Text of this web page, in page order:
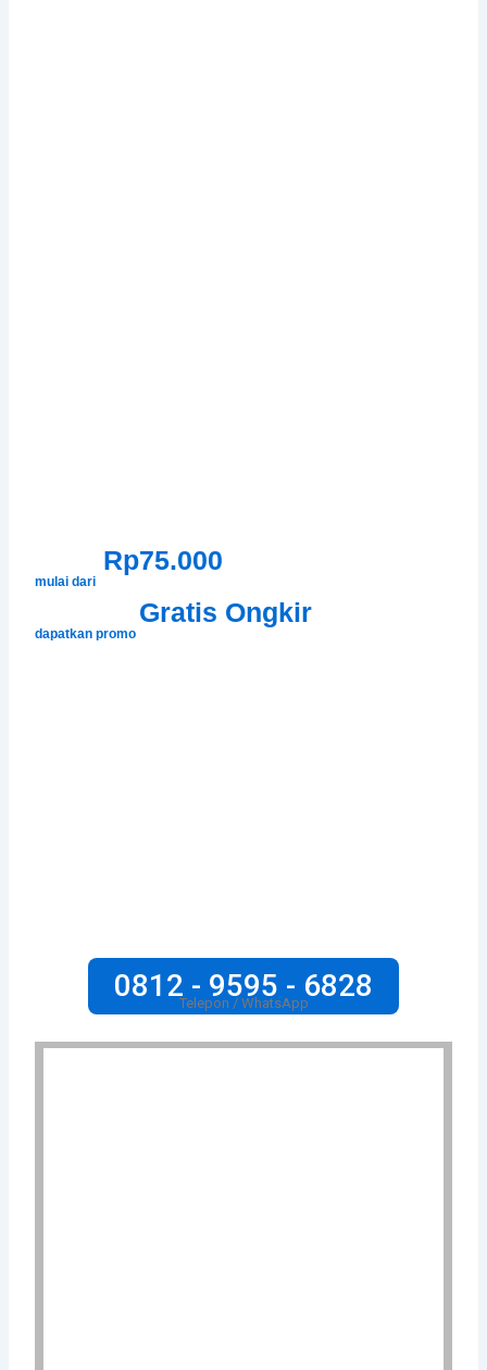
mulai dari
Rp75.000
dapatkan promo
Gratis Ongkir
0812 - 9595 - 6828
Telepon / WhatsApp